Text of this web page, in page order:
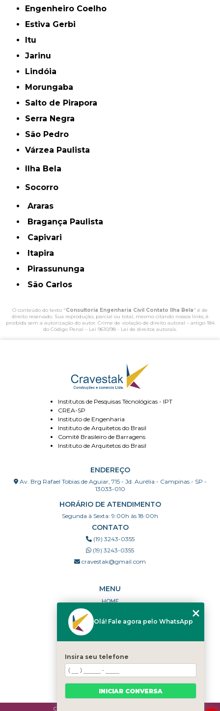
Engenheiro Coelho
Estiva Gerbi
Itu
Jarinu
Lindóia
Morungaba
Salto de Pirapora
Serra Negra
São Pedro
Várzea Paulista
Ilha Bela
Socorro
Araras
Bragança Paulista
Capivari
Itapira
Pirassununga
São Carlos
O conteúdo do texto "Consultoria Engenharia Civil Contato Ilha Bela" é de
direito reservado. Sua reprodução, parcial ou total, mesmo citando nossos links, é
proibida sem a autorização do autor. Crime de violação de direito autoral – artigo 184
do Código Penal – Lei 9610/98 - Lei de direitos autorais.
Institutos de Pesquisas Técnológicas - IPT
CREA-SP
Instituto de Engenharia
Instituto de Arquitetos do Brasil
Comitê Brasileiro de Barragens
Instituto de Arquitetos do Brasil
ENDEREÇO
Av. Brg Rafael Tobias de Aguiar, 715 - Jd. Aurélia - Campinas - SP -
13033-010
HORÁRIO DE ATENDIMENTO
Segunda à Sexta: 9:00h às 18:00h
CONTATO
(19) 3243-0355
(19) 3243-0355
cravestak@gmail.com
MENU
HOME
PORTFÓLIO
DÚVIDAS FREQUENTES
CATEGORIAS
MAPA DO SITE
Copyright © Cravestak. (Lei 9610 de 19/02/1998)
Olá! Fale agora pelo WhatsApp
Insira seu telefone
INICIAR CONVERSA